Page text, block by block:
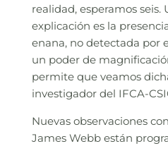
realidad, esperamos seis.
explicación es la
enana, no detectada por
un poder de
permite que veamos
investigador del IFCA-
Nuevas observaciones
James Webb están